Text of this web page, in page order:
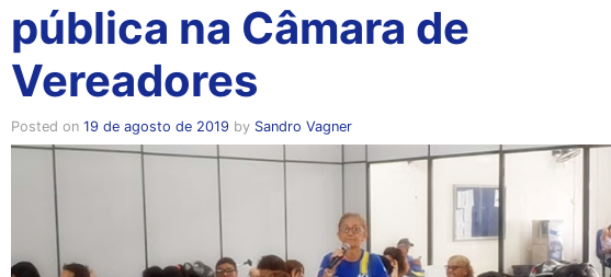
pública na Câmara de
Vereadores
Posted on 19 de agosto de 2019 by Sandro Vagner